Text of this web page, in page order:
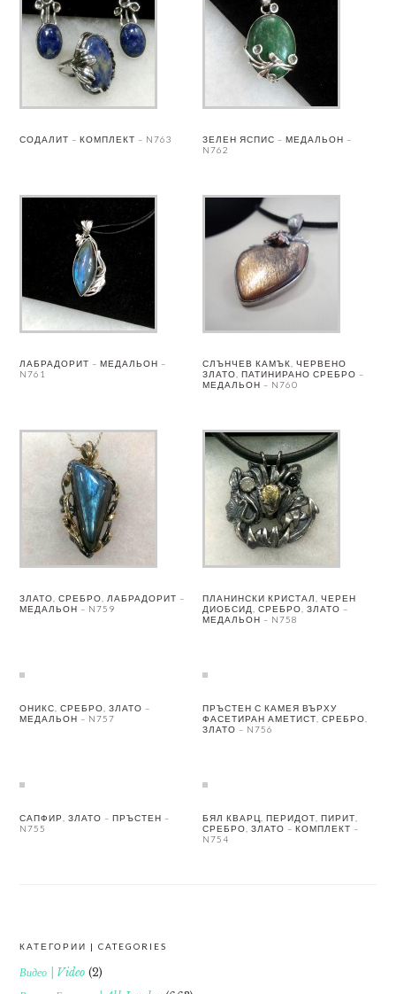
СОДАЛИТ – КОМПЛЕКТ – N763
ЗЕЛЕН ЯСПИС – МЕДАЛЬОН –
N762
ЛАБРАДОРИТ – МЕДАЛЬОН –
N761
СЛЪНЧЕВ КАМЪК, ЧЕРВЕНО
ЗЛАТО, ПАТИНИРАНО СРЕБРО –
МЕДАЛЬОН – N760
ЗЛАТО, СРЕБРО, ЛАБРАДОРИТ –
МЕДАЛЬОН – N759
ПЛАНИНСКИ КРИСТАЛ, ЧЕРЕН
ДИОБСИД, СРЕБРО, ЗЛАТО –
МЕДАЛЬОН – N758
ОНИКС, СРЕБРО, ЗЛАТО –
МЕДАЛЬОН – N757
ПРЪСТЕН С КАМЕЯ ВЪРХУ
ФАСЕТИРАН АМЕТИСТ, СРЕБРО,
ЗЛАТО – N756
САПФИР, ЗЛАТО – ПРЪСТЕН –
N755
БЯЛ КВАРЦ, ПЕРИДОТ, ПИРИТ,
СРЕБРО, ЗЛАТО – КОМПЛЕКТ –
N754
FOOTER
КАТЕГОРИИ | CATEGORIES
Видео | Video (2)